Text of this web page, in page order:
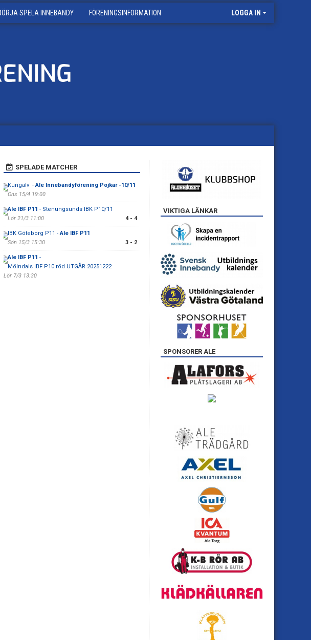
SPELA INNEBANDY FÖRENINGSINFORMATION LOGGA IN
SPELADE MATCHER
Kungälv -Ale Innebandyförening Pojkar -10/11
Ons 15/4 19:00
Ale IBF P11 - Stenungsunds IBK P10/11
Lör 21/3 11:00
4 - 4
IBK Göteborg P11 -Ale IBF P11
Sön 15/3 15:30
3 - 2
Ale IBF P11 -
Mölndals IBF P10 röd UTGÅR 20251222
Lör 7/3 13:30
VIKTIGA LÄNKAR
SPONSORER ALE